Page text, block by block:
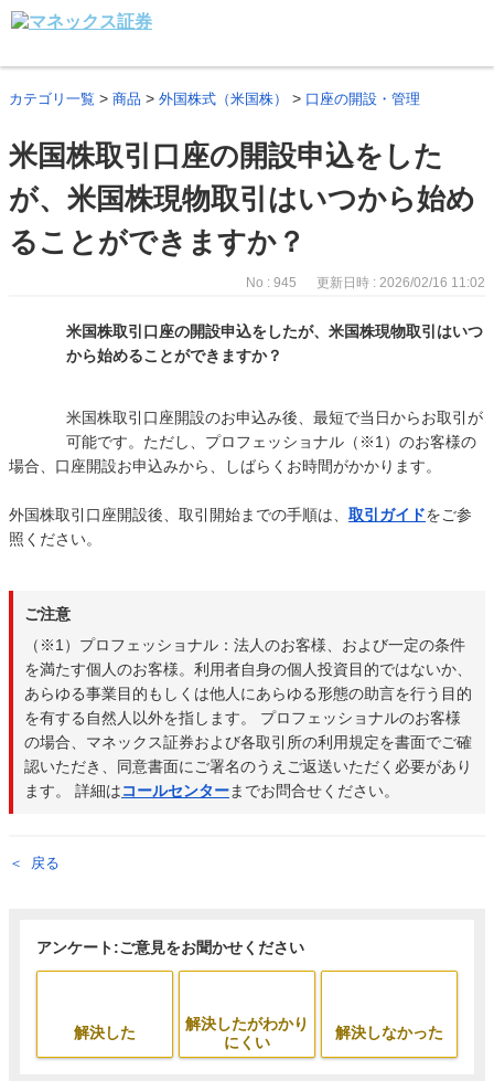
カテゴリ一覧 > 商品 > 外国株式（米国株） > 口座の開設・管理
米国株取引口座の開設申込をした
が、米国株現物取引はいつから始め
ることができますか？
No : 945 更新日時 : 2026/02/16 11:02
米国株取引口座の開設申込をしたが、米国株現物取引はいつ
から始めることができますか？
米国株取引口座開設のお申込み後、最短で当日からお取引が
可能です。ただし、プロフェッショナル（※1）のお客様の
場合、口座開設お申込みから、しばらくお時間がかかります。
外国株取引口座開設後、取引開始までの手順は、 取引ガイドをご参
照ください。
ご注意
（※1）プロフェッショナル：法人のお客様、および一定の条件
を満たす個人のお客様。利用者自身の個人投資目的ではないか、
あらゆる事業目的もしくは他人にあらゆる形態の助言を行う目的
を有する自然人以外を指します。 プロフェッショナルのお客様
の場合、マネックス証券および各取引所の利用規定を書面でご確
認いただき、同意書面にご署名のうえご返送いただく必要があり
ます。 詳細はコールセンターまでお問合せください。
戻る
アンケート:ご意見をお聞かせください
解決した
解決したがわかり
にくい
解決しなかった